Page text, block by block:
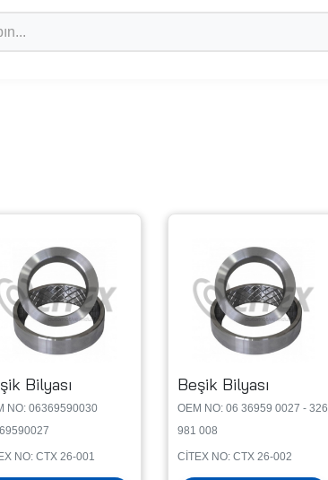
Bilyası
NO: 06369590030
NO: CTX 26-001
Beşik Bilyası
OEM NO: 06 36959 0027 - 326
981 008
CİTEX NO: CTX 26-002